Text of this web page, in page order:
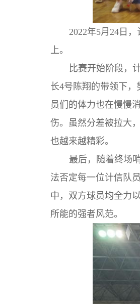
2022年5月 24 日
上。
比赛开始阶段，
长4号陈翔的带领下
员们的体力也在慢慢
伤。虽然分差被拉大
也越来越精彩。
最后，随着终场
法否定每一位计信队
中，双方球员均全力
所能的强者风范。